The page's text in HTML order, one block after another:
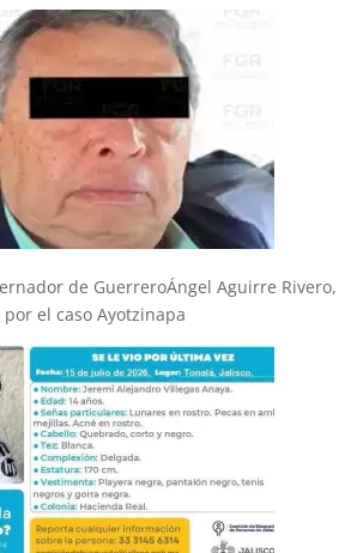
de GuerreroÁngel Aguirre Rivero,
por el caso Ayotzinapa